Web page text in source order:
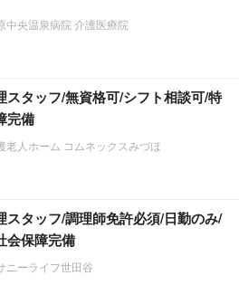
中央温泉病院 介護医療院
スタッフ/無資格可/シフト相談可/特
完備
人ホーム コムネックスみづほ
スタッフ/調理師免許必須/日勤のみ/
会保障完備
ニーライフ世田谷